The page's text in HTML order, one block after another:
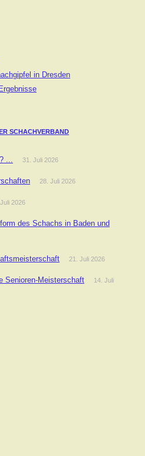
in Dresden
SCHACHVERBAND
... 31. Juli 2026
28. Juli 2026
2026
des Schachs in Baden und
21. Juli 2026
Senioren-Meisterschaft
14. Juli